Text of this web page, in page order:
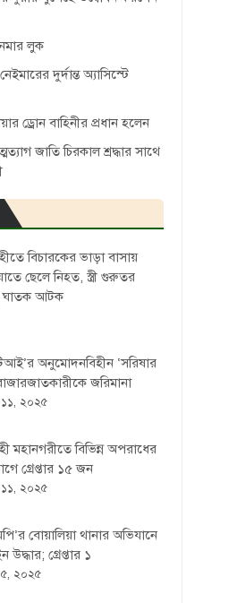
লুক
দুর্দান্ত অ্যাসিস্টে
ড্রোন বাহিনীর প্রধান হলেন
জাতি চিরকাল শ্রদ্ধার সাথে
বিচারকের ভাড়া বাসায়
ছেলে নিহত, স্ত্রী গুরুতর
আটক
অনুমোদনবিহীন ‘সরিষার
জরিমানা
১১, ২০২৫
মহানগরীতে বিভিন্ন অপরাধের
গ্রেপ্তার ১৫ জন
১১, ২০২৫
বোয়ালিয়া থানার অভিযানে
উদ্ধার; গ্রেপ্তার ১
৫, ২০২৫